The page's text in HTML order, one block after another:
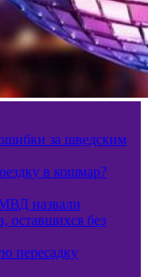
за шведским
в кошмар?
назвали
оставшихся без
пересадку